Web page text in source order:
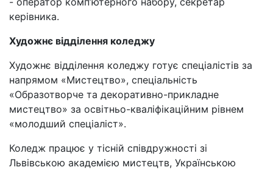
керівника.
Художнє відділення коледжу
Художнє відділення коледжу готує спеціалістів за
напрямом «Мистецтво», спеціальність
«Образотворче та декоративно-прикладне
мистецтво» за освітньо-кваліфікаційним рівнем
«молодший спеціаліст».
Коледж працює у тісній співдружності зі
Львівською академією мистецтв, Українською